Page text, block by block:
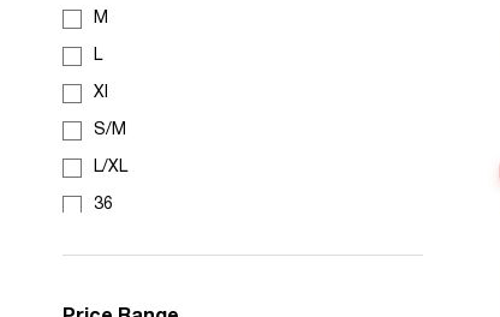
SÜTLÜ KAHVE
Mint Yeşili
Koyu Gri
Turkuaz
M
L
Xl
S/M
L/XL
36